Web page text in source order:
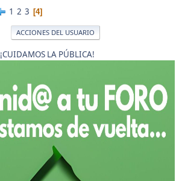
1 2 3 4
ACCIONES DEL USUARIO
¡CUIDAMOS LA PÚBLICA!